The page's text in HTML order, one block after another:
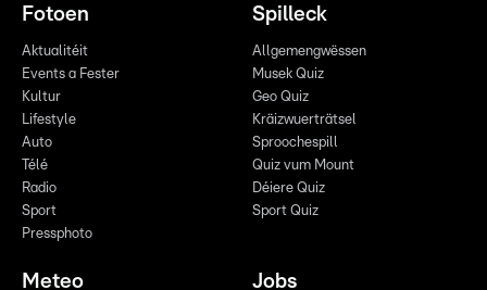
Fotoen
Aktualitéit
Events a Fester
Kultur
Lifestyle
Auto
Télé
Radio
Sport
Pressphoto
Spilleck
Allgemengwëssen
Musek Quiz
Geo Quiz
Kräizwuerträtsel
Sproochespill
Quiz vum Mount
Déiere Quiz
Sport Quiz
Meteo Jobs